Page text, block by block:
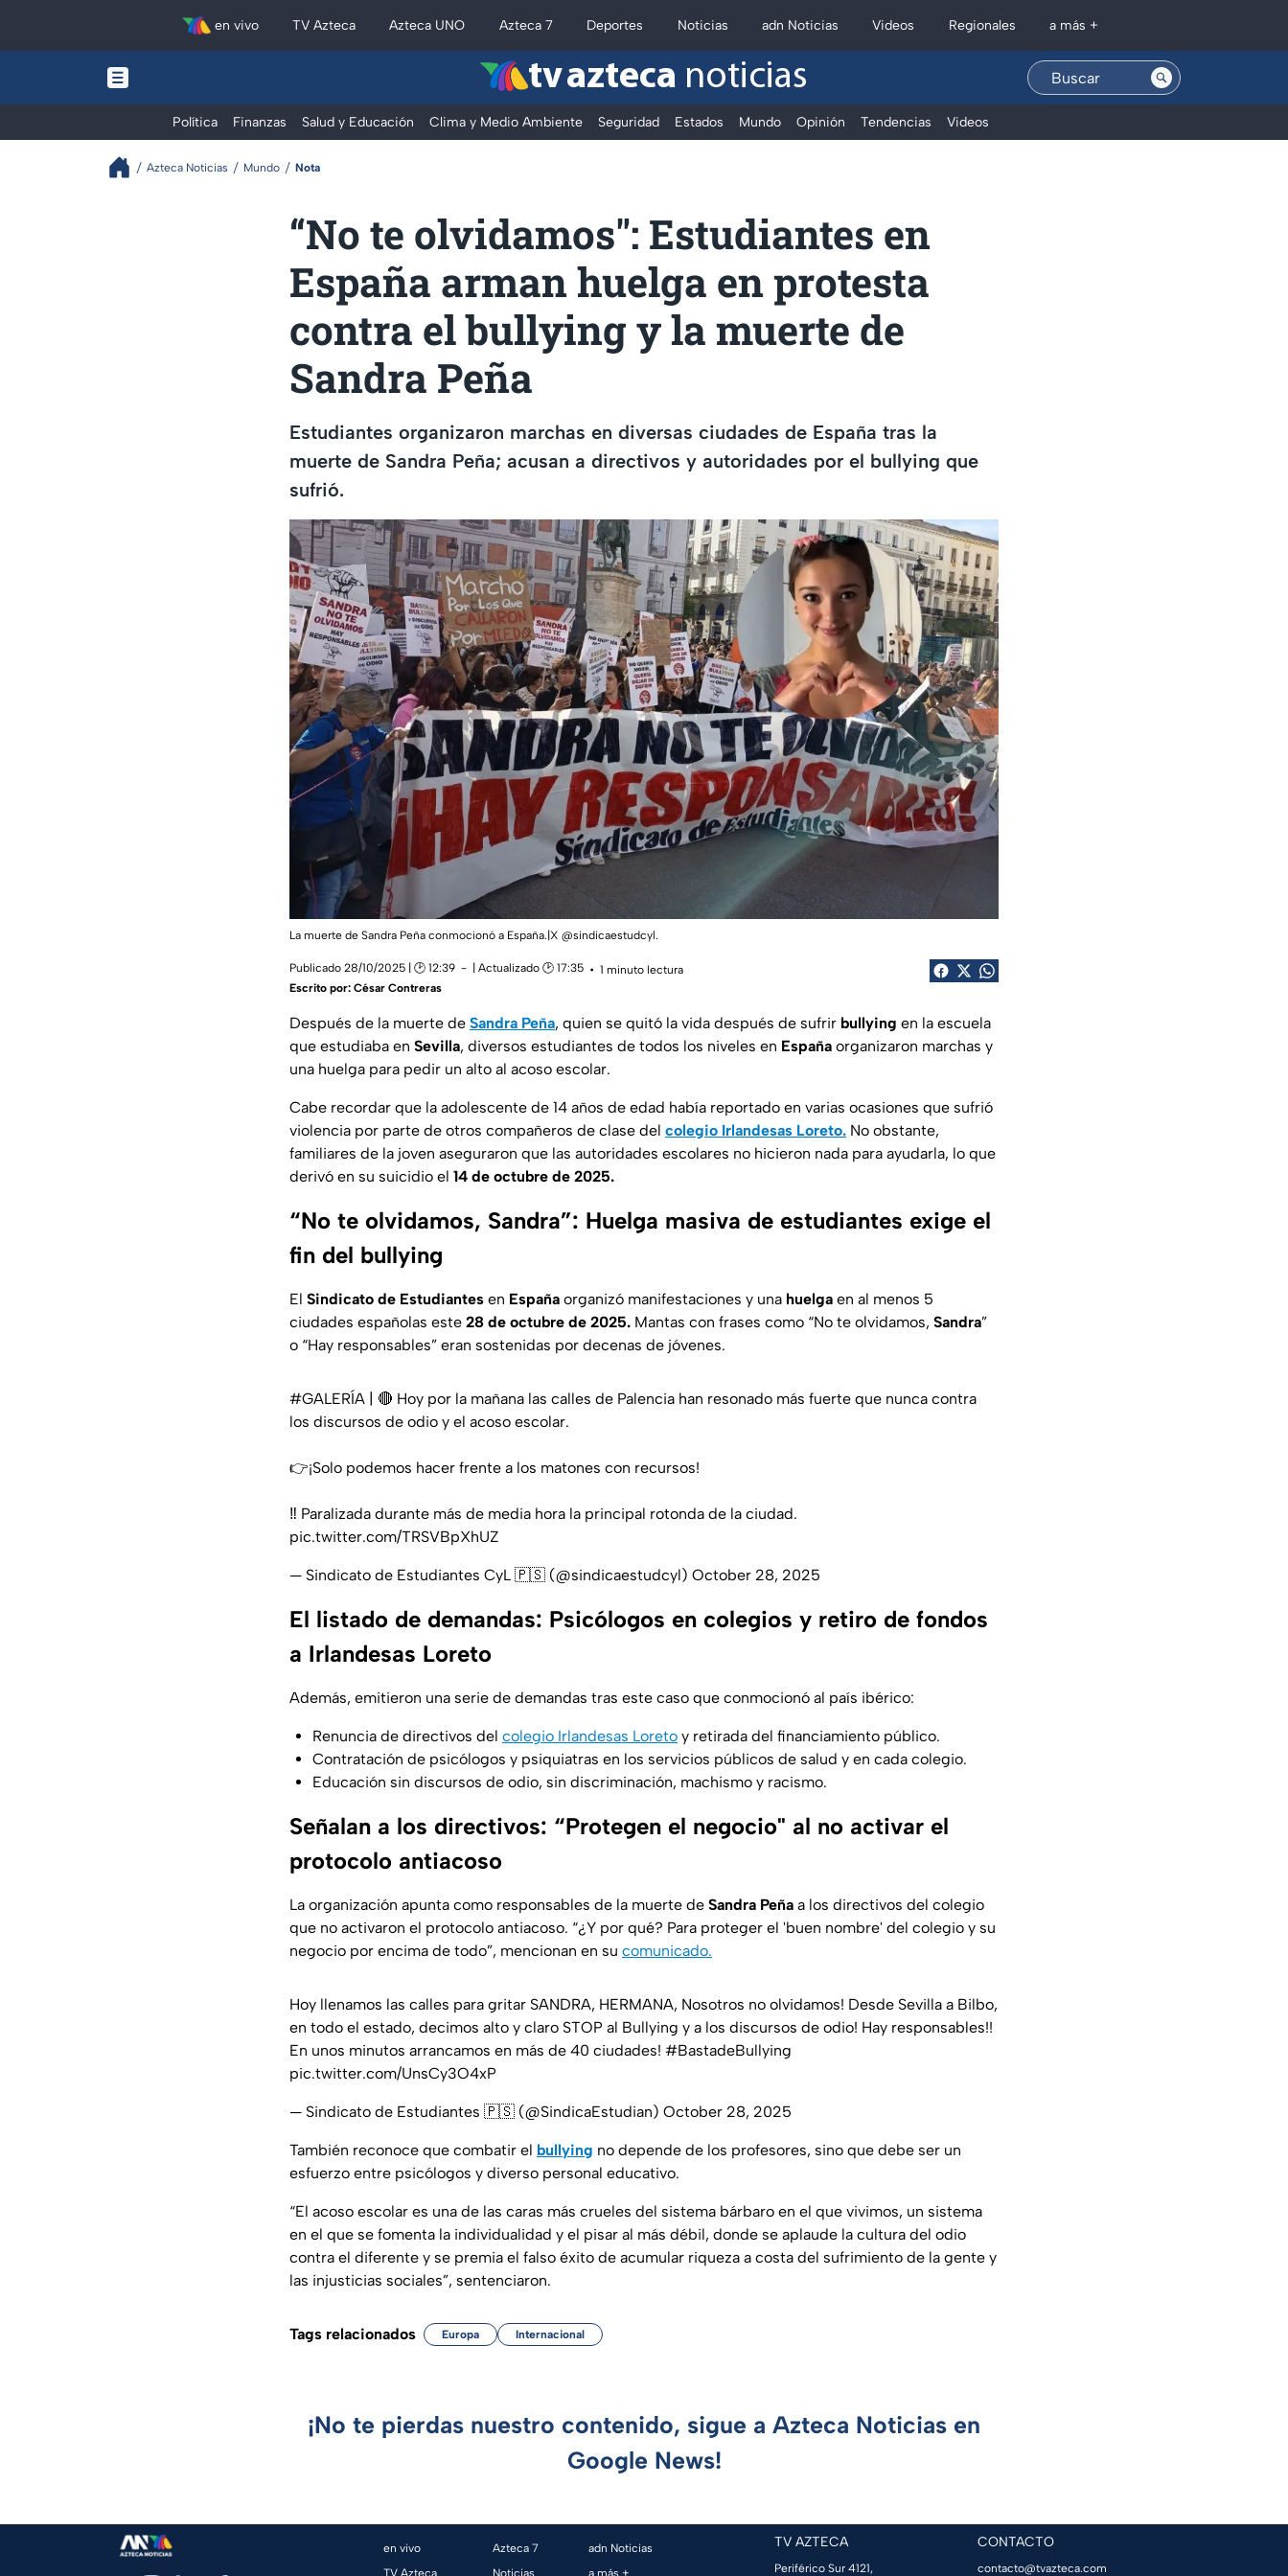
en vivo TV Azteca Azteca UNO Azteca 7 Deportes Noticias adn Noticias Videos Regionales a más +
tv azteca noticias
Política Finanzas Salud y Educación Clima y Medio Ambiente Seguridad Estados Mundo Opinión Tendencias Videos
Azteca Noticias Mundo Nota
“No te olvidamos": Estudiantes en
España arman huelga en protesta
contra el bullying y la muerte de
Sandra Peña
Estudiantes organizaron marchas en diversas ciudades de España tras la
muerte de Sandra Peña; acusan a directivos y autoridades por el bullying que
sufrió.
La muerte de Sandra Peña conmocionó a España.|X @sindicaestudcyl.
Publicado 28/10/2025 | 🕑 12:39 | Actualizado 🕑 17:35
1 minuto lectura
Escrito por: César Contreras
Después de la muerte de Sandra Peña, quien se quitó la vida después de sufrir bullying en la escuela
que estudiaba en Sevilla, diversos estudiantes de todos los niveles en España organizaron marchas y
una huelga para pedir un alto al acoso escolar.
Cabe recordar que la adolescente de 14 años de edad había reportado en varias ocasiones que sufrió
violencia por parte de otros compañeros de clase del colegio Irlandesas Loreto. No obstante,
familiares de la joven aseguraron que las autoridades escolares no hicieron nada para ayudarla, lo que
derivó en su suicidio el 14 de octubre de 2025.
“No te olvidamos, Sandra”: Huelga masiva de estudiantes exige el
fin del bullying
El Sindicato de Estudiantes en España organizó manifestaciones y una huelga en al menos 5
ciudades españolas este 28 de octubre de 2025. Mantas con frases como “No te olvidamos, Sandra”
o “Hay responsables” eran sostenidas por decenas de jóvenes.
#GALERÍA | 🔴 Hoy por la mañana las calles de Palencia han resonado más fuerte que nunca contra
los discursos de odio y el acoso escolar.
👉¡Solo podemos hacer frente a los matones con recursos!
‼️ Paralizada durante más de media hora la principal rotonda de la ciudad.
pic.twitter.com/TRSVBpXhUZ
— Sindicato de Estudiantes CyL 🇵🇸 (@sindicaestudcyl) October 28, 2025
El listado de demandas: Psicólogos en colegios y retiro de fondos
a Irlandesas Loreto
Además, emitieron una serie de demandas tras este caso que conmocionó al país ibérico:
Renuncia de directivos del colegio Irlandesas Loreto y retirada del financiamiento público.
Contratación de psicólogos y psiquiatras en los servicios públicos de salud y en cada colegio.
Educación sin discursos de odio, sin discriminación, machismo y racismo.
Señalan a los directivos: “Protegen el negocio" al no activar el
protocolo antiacoso
La organización apunta como responsables de la muerte de Sandra Peña a los directivos del colegio
que no activaron el protocolo antiacoso. “¿Y por qué? Para proteger el 'buen nombre' del colegio y su
negocio por encima de todo”, mencionan en su comunicado.
Hoy llenamos las calles para gritar SANDRA, HERMANA, Nosotros no olvidamos! Desde Sevilla a Bilbo,
en todo el estado, decimos alto y claro STOP al Bullying y a los discursos de odio! Hay responsables!!
En unos minutos arrancamos en más de 40 ciudades! #BastadeBullying
pic.twitter.com/UnsCy3O4xP
— Sindicato de Estudiantes 🇵🇸 (@SindicaEstudian) October 28, 2025
También reconoce que combatir el bullying no depende de los profesores, sino que debe ser un
esfuerzo entre psicólogos y diverso personal educativo.
“El acoso escolar es una de las caras más crueles del sistema bárbaro en el que vivimos, un sistema
en el que se fomenta la individualidad y el pisar al más débil, donde se aplaude la cultura del odio
contra el diferente y se premia el falso éxito de acumular riqueza a costa del sufrimiento de la gente y
las injusticias sociales”, sentenciaron.
Tags relacionados Europa Internacional
¡No te pierdas nuestro contenido, sigue a Azteca Noticias en
Google News!
en vivo
TV Azteca
Azteca 7
Noticias
adn Noticias
a más +
TV AZTECA
Periférico Sur 4121,
CONTACTO
contacto@tvazteca.com